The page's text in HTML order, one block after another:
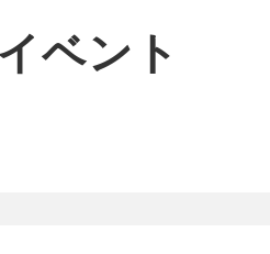
ベント